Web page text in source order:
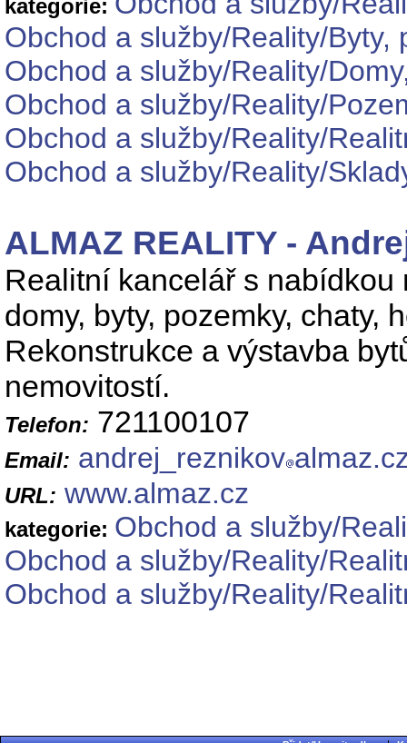
kategorie:
Obchod a služby/Reality/Byty,
Obchod a služby/Reality/
Obchod a služby/Reality/
Obchod a služby/Reality/
Obchod a služby/Reality/
ALMAZ REALITY -
Realitní kancelář s
domy, byty, pozemky, chaty,
Rekonstrukce a výstavba
nemovitostí.
Telefon: 721100107
Email: andrej_reznikov
URL: www.almaz.cz
kategorie: Obchod a služby/
Obchod a služby/Reality/
Obchod a služby/Reality/